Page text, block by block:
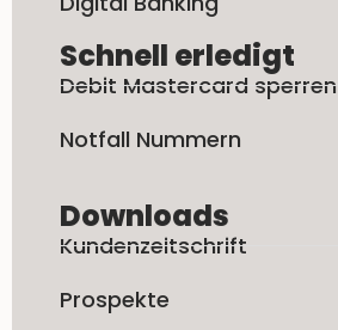
Schnell erledigt
Debit Mastercard sperren
Notfall Nummern
Downloads
Kundenzeitschrift
Prospekte